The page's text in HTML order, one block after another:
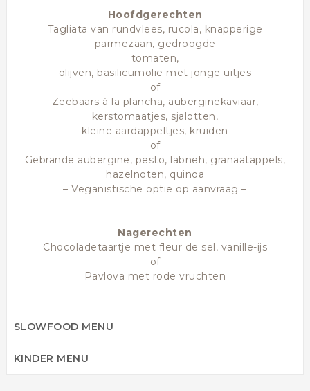
Hoofdgerechten
Tagliata van rundvlees, rucola, knapperige
parmezaan, gedroogde
tomaten,
olijven, basilicumolie met jonge uitjes
of
Zeebaars à la plancha, auberginekaviaar,
kerstomaatjes, sjalotten,
kleine aardappeltjes, kruiden
of
Gebrande aubergine, pesto, labneh, granaatappels,
hazelnoten, quinoa
– Veganistische optie op aanvraag –
Nagerechten
Chocoladetaartje met fleur de sel, vanille-ijs
of
Pavlova met rode vruchten
SLOWFOOD MENU
KINDER MENU